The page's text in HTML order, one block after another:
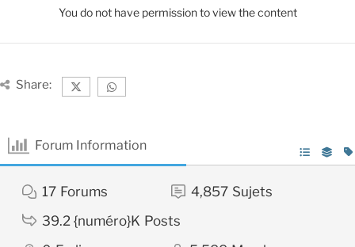
You do not have permission to view the content
Share:
Forum Information
17 Forums 4,857 Sujets
39.2 {numéro}K Posts